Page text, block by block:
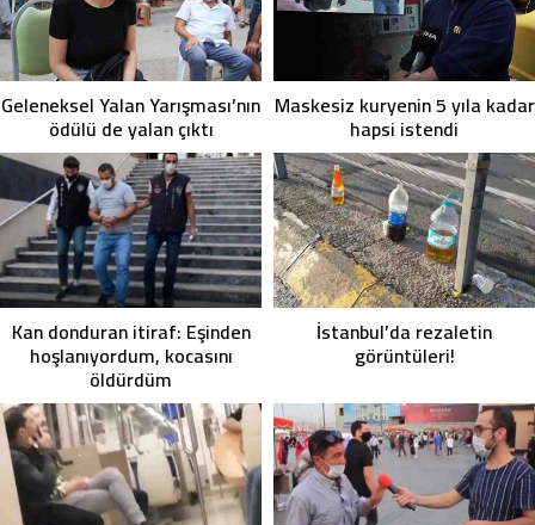
Geleneksel Yalan Yarışması’nın
ödülü de yalan çıktı
Maskesiz kuryenin 5 yıla kadar
hapsi istendi
Kan donduran itiraf: Eşinden
hoşlanıyordum, kocasını
öldürdüm
İstanbul’da rezaletin
görüntüleri!